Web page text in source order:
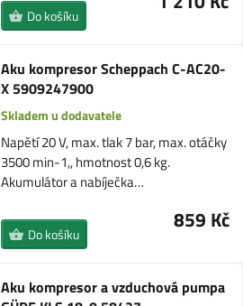
Do košíku
Aku kompresor Scheppach C-AC20-
X 5909247900
Skladem u dodavatele
Napětí 20 V, max. tlak 7 bar, max. otáčky
3500 min-1,, hmotnost 0,6 kg.
Akumulátor a nabíječka…
859 Kč
Do košíku
Aku kompresor a vzduchová pumpa